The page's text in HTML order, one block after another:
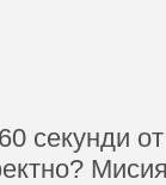
секунди